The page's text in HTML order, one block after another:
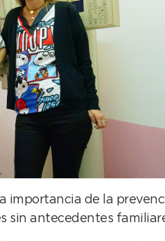
importancia de la
sin antecedentes